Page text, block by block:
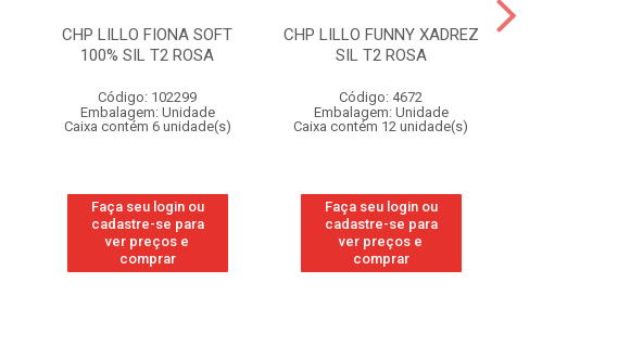
CHP LILLO FIONA SOFT
100% SIL T2 ROSA
Código: 102299
Embalagem: Unidade
Caixa contém 6 unidade(s)
Faça seu login ou
cadastre-se para
ver preços e
comprar
CHP LILLO FUNNY XADREZ
SIL T2 ROSA
Código: 4672
Embalagem: Unidade
Caixa contém 12 unidade(s)
Faça seu login ou
cadastre-se para
ver preços e
comprar